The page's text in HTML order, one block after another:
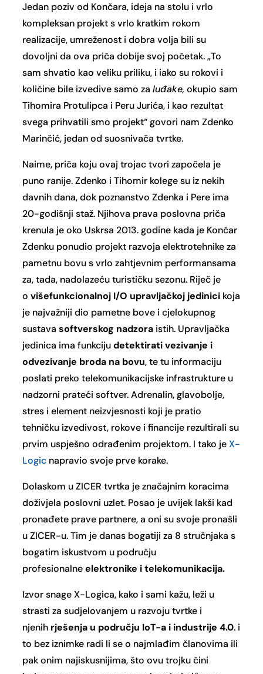
Jedan poziv od Končara, ideja na stolu i vrlo
kompleksan projekt s vrlo kratkim rokom
realizacije, umreženost i dobra volja bili su
dovoljni da ova priča dobije svoj početak. „To
sam shvatio kao veliku priliku, i iako su rokovi i
količine bile izvedive samo zaluđake,okupio sam
Tihomira Protulipca i Peru Jurića, i kao rezultat
svega prihvatili smo projekt“ govori nam Zdenko
Marinčić, jedan od suosnivača tvrtke.
Naime, priča koju ovaj trojac tvori započela je
puno ranije. Zdenko i Tihomir kolege su iz nekih
davnih dana, dok poznanstvo Zdenka i Pere ima
20-godišnji staž. Njihova prava poslovna priča
krenula je oko Uskrsa 2013. godine kada je Končar
Zdenku ponudio projekt razvoja elektrotehnike za
pametnu bovu s vrlo zahtjevnim performansama
za, tada, nadolazeću turističku sezonu. Riječ je
ovišefunkcionalnoj I/O upravljačkoj jedinici koja
je najvažniji dio pametne bove i cjelokupnog
sustavasoftverskog nadzora istih. Upravljačka
jedinica ima funkcijudetektirati vezivanje i
odvezivanje broda na bovu, te tu informaciju
poslati preko telekomunikacijske infrastrukture u
nadzorni prateći softver. Adrenalin, glavobolje,
stres i element neizvjesnosti koji je pratio
tehničku izvedivost, rokove i financije rezultirali su
prvim uspješno odrađenim projektom. I tako jeX-
Logic napravio svoje prve korake.
Dolaskom u ZICER tvrtka je značajnim koracima
doživjela poslovni uzlet. Posao je uvijek lakši kad
pronađete prave partnere, a oni su svoje pronašli
u ZICER-u. Tim je danas bogatiji za 8 stručnjaka s
bogatim iskustvom u području
profesionalneelektronike i telekomunikacija.
Izvor snage X-Logica, kako i sami kažu, leži u
strasti za sudjelovanjem u razvoju tvrtke i
njenih rješenja u području IoT-a i industrije 4.0. i
to bez iznimke radi li se o najmlađim članovima ili
pak onim najiskusnijima, što ovu trojku čini